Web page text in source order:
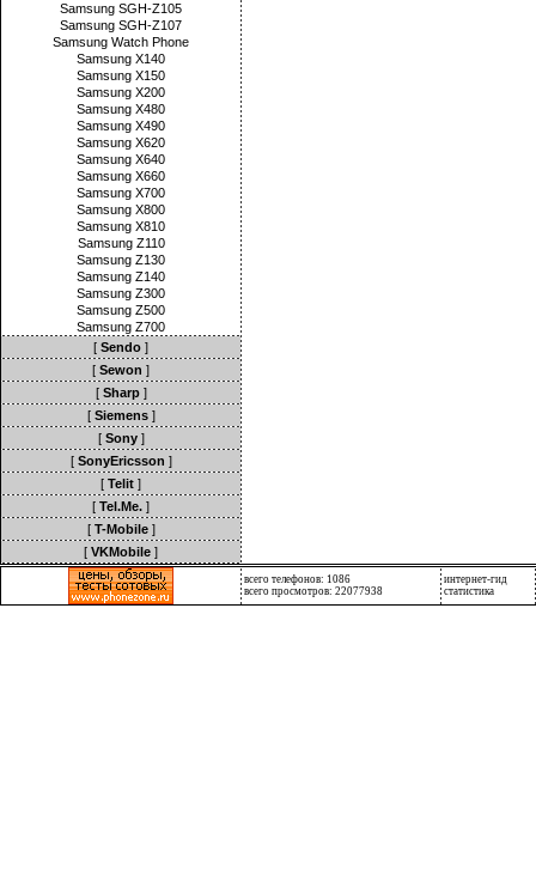
Samsung SGH-Z105
Samsung SGH-Z107
Samsung Watch Phone
Samsung X140
Samsung X150
Samsung X200
Samsung X480
Samsung X490
Samsung X620
Samsung X640
Samsung X660
Samsung X700
Samsung X800
Samsung X810
Samsung Z110
Samsung Z130
Samsung Z140
Samsung Z300
Samsung Z500
Samsung Z700
[ Sendo ]
[ Sewon ]
[ Sharp]
[ Siemens]
[ Sony]
[ SonyEricsson ]
[ Telit ]
[ Tel.Me. ]
[ T-Mobile]
[ VKMobile ]
всего телефонов: 1086
всего просмотров: 22077938
интернет-гид
статистика